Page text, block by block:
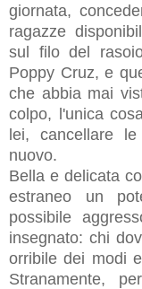
giornata,
ragazze
sul filo del
Poppy Cruz, e
che abbia mai
colpo, l'unica
lei, cancellare
nuovo.
Bella e delicata
estraneo un
possibile
insegnato: chi
orribile dei modi
Stranamente,